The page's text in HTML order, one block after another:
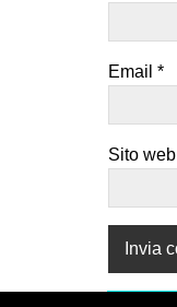
Email *
Sito web